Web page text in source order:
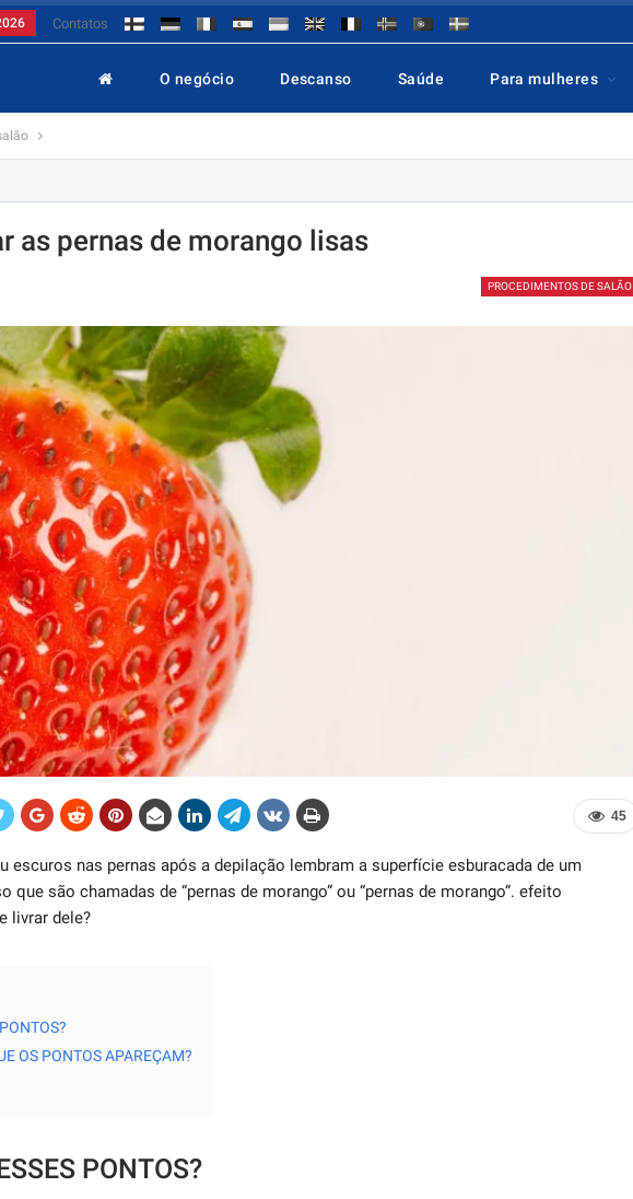
Contatos
O negócio Descanso Saúde Para mulheres
as pernas de morango lisas
PROCEDIMENTOS DE SALÃO
45
escuros nas pernas após a depilação lembram a superfície esburacada de um
que são chamadas de “pernas de morango” ou “pernas de morango”. efeito
livrar dele?
OS PONTOS APAREÇAM?
PONTOS?